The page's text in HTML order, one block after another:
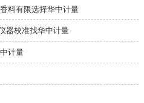
料有限选择华中计量
器校准找华中计量
计量